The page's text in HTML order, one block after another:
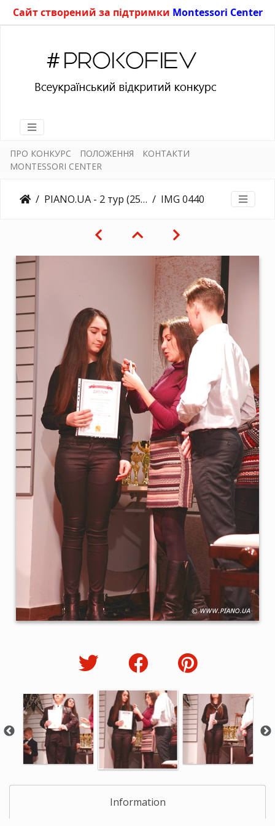
Сайт створений за підтримки Montessori Center
ПРО КОНКУРС ПОЛОЖЕННЯ
КОНТАКТИ
MONTESSORI CENTER
PIANO.UA - 2 тур (25.03.2018) IMG 0440
Information